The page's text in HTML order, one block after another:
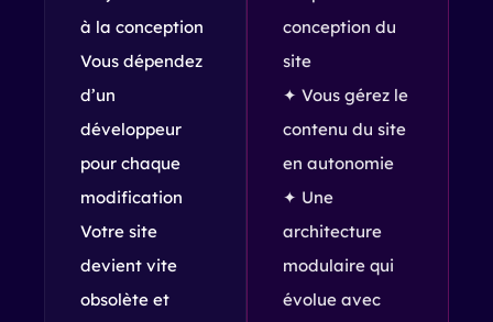
à la conception
Vous dépendez
d’un
développeur
pour chaque
modification
Votre site
devient vite
obsolète et
conception du
site
✦ Vous gérez le
contenu du site
en autonomie
✦ Une
architecture
modulaire qui
évolue avec